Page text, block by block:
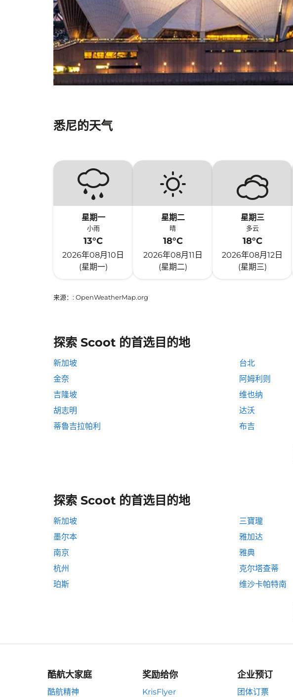
悉尼的天气
星期一
小雨
13°C
2026年08月10日
(星期一)
星期二
晴
18°C
2026年08月11日
(星期二)
星期三
多云
18°C
2026年08月12日
(星期三)
来源： : OpenWeatherMap.org
探索 Scoot 的首选目的地
新加坡 台北
金奈
阿姆利则
吉隆坡
维也纳
胡志明
达沃
蒂魯吉拉帕利
布吉
探索 Scoot 的首选目的地
新加坡 三寶瓏
墨尔本
雅加达
南京
雅典
杭州
克尔塔查蒂
珀斯
维沙卡帕特南
酷航大家庭
酷航精神
奖励给你
KrisFlyer
企业预订
团体订票